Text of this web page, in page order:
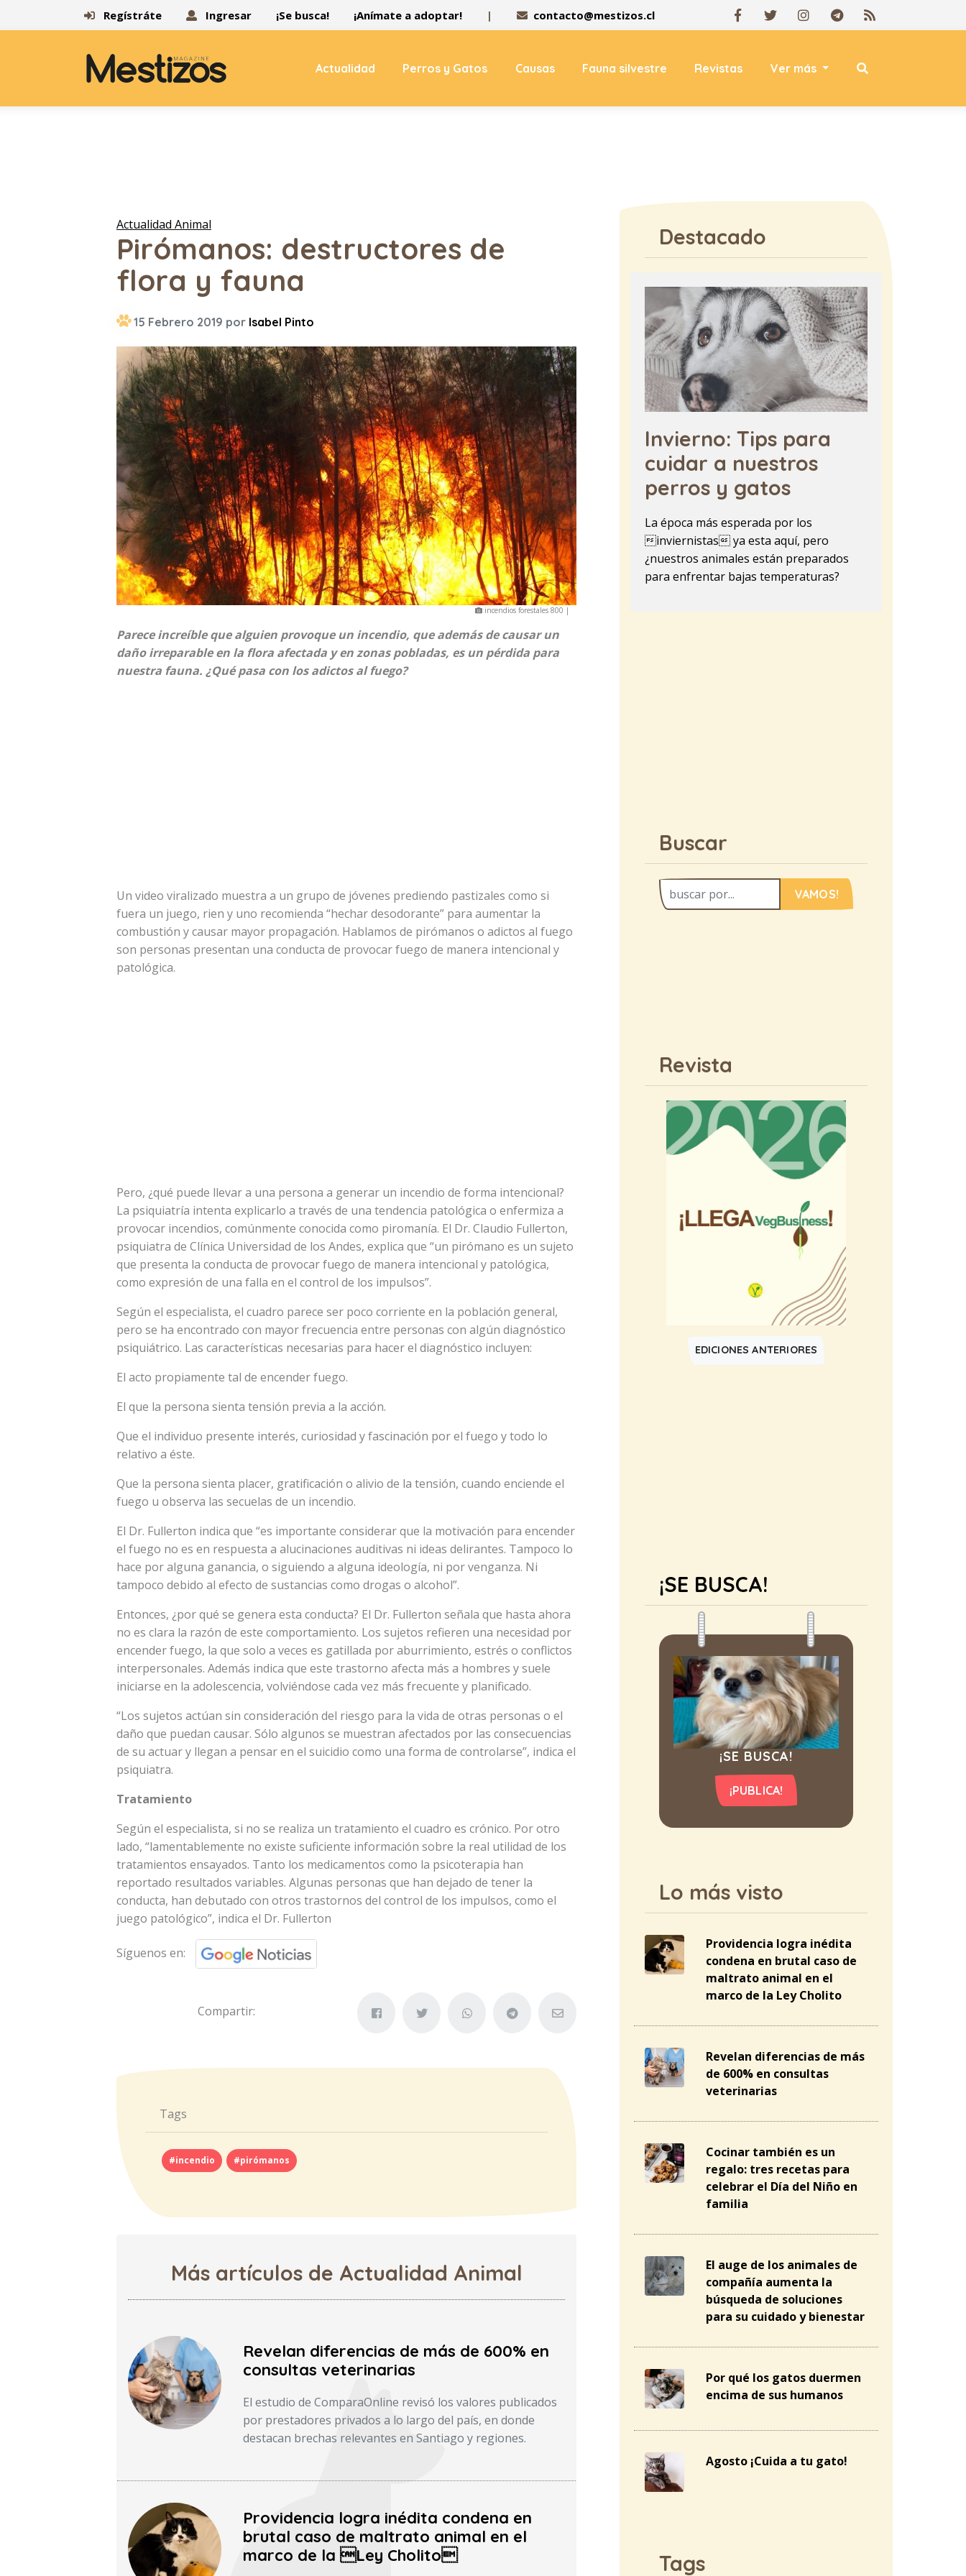
Regístráte Ingresar ¡Se busca! ¡Anímate a adoptar! | contacto@mestizos.cl
Actualidad Perros y Gatos Causas Fauna silvestre Revistas Ver más
Actualidad Animal
Pirómanos: destructores de
flora y fauna
15 Febrero 2019 por Isabel Pinto
incendios forestales 800 |
Parece increíble que alguien provoque un incendio, que además de causar un
daño irreparable en la flora afectada y en zonas pobladas, es un pérdida para
nuestra fauna. ¿Qué pasa con los adictos al fuego?
Un video viralizado muestra a un grupo de jóvenes prediendo pastizales como si
fuera un juego, rien y uno recomienda “hechar desodorante” para aumentar la
combustión y causar mayor propagación. Hablamos de pirómanos o adictos al fuego
son personas presentan una conducta de provocar fuego de manera intencional y
patológica.
Pero, ¿qué puede llevar a una persona a generar un incendio de forma intencional?
La psiquiatría intenta explicarlo a través de una tendencia patológica o enfermiza a
provocar incendios, comúnmente conocida como piromanía. El Dr. Claudio Fullerton,
psiquiatra de Clínica Universidad de los Andes, explica que “un pirómano es un sujeto
que presenta la conducta de provocar fuego de manera intencional y patológica,
como expresión de una falla en el control de los impulsos”.
Según el especialista, el cuadro parece ser poco corriente en la población general,
pero se ha encontrado con mayor frecuencia entre personas con algún diagnóstico
psiquiátrico. Las características necesarias para hacer el diagnóstico incluyen:
El acto propiamente tal de encender fuego.
El que la persona sienta tensión previa a la acción.
Que el individuo presente interés, curiosidad y fascinación por el fuego y todo lo
relativo a éste.
Que la persona sienta placer, gratificación o alivio de la tensión, cuando enciende el
fuego u observa las secuelas de un incendio.
El Dr. Fullerton indica que “es importante considerar que la motivación para encender
el fuego no es en respuesta a alucinaciones auditivas ni ideas delirantes. Tampoco lo
hace por alguna ganancia, o siguiendo a alguna ideología, ni por venganza. Ni
tampoco debido al efecto de sustancias como drogas o alcohol”.
Entonces, ¿por qué se genera esta conducta? El Dr. Fullerton señala que hasta ahora
no es clara la razón de este comportamiento. Los sujetos refieren una necesidad por
encender fuego, la que solo a veces es gatillada por aburrimiento, estrés o conflictos
interpersonales. Además indica que este trastorno afecta más a hombres y suele
iniciarse en la adolescencia, volviéndose cada vez más frecuente y planificado.
“Los sujetos actúan sin consideración del riesgo para la vida de otras personas o el
daño que puedan causar. Sólo algunos se muestran afectados por las consecuencias
de su actuar y llegan a pensar en el suicidio como una forma de controlarse”, indica el
psiquiatra.
Tratamiento
Según el especialista, si no se realiza un tratamiento el cuadro es crónico. Por otro
lado, “lamentablemente no existe suficiente información sobre la real utilidad de los
tratamientos ensayados. Tanto los medicamentos como la psicoterapia han
reportado resultados variables. Algunas personas que han dejado de tener la
conducta, han debutado con otros trastornos del control de los impulsos, como el
juego patológico”, indica el Dr. Fullerton
Síguenos en:
Compartir:
Tags
#incendio #pirómanos
Más artículos de Actualidad Animal
Revelan diferencias de más de 600% en
consultas veterinarias
El estudio de ComparaOnline revisó los valores publicados
por prestadores privados a lo largo del país, en donde
destacan brechas relevantes en Santiago y regiones.
Providencia logra inédita condena en
brutal caso de maltrato animal en el
marco de la Ley Cholito
Destacado
Invierno: Tips para
cuidar a nuestros
perros y gatos
La época más esperada por los
inviernistas ya esta aquí, pero
¿nuestros animales están preparados
para enfrentar bajas temperaturas?
Buscar
VAMOS!
Revista
EDICIONES ANTERIORES
¡SE BUSCA!
¡SE BUSCA!
¡PUBLICA!
Lo más visto
Providencia logra inédita
condena en brutal caso de
maltrato animal en el
marco de la Ley Cholito
Revelan diferencias de más
de 600% en consultas
veterinarias
Cocinar también es un
regalo: tres recetas para
celebrar el Día del Niño en
familia
El auge de los animales de
compañía aumenta la
búsqueda de soluciones
para su cuidado y bienestar
Por qué los gatos duermen
encima de sus humanos
Agosto ¡Cuida a tu gato!
Tags